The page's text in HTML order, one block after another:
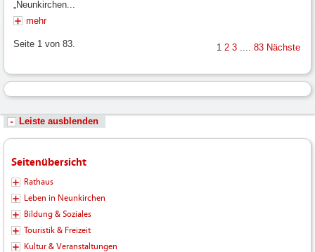
„Neunkirchen...
mehr
Seite 1 von 83. 1 2 3 83 Nächste
Leiste ausblenden
Seitenübersicht
Rathaus
Leben in Neunkirchen
Bildung & Soziales
Touristik & Freizeit
Kultur & Veranstaltungen